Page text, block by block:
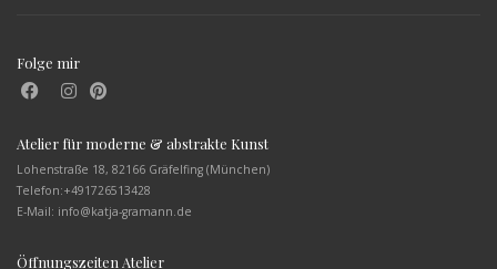
Folge mir
Atelier für moderne & abstrakte Kunst
Lohenstraße 18, 82166 Gräfelfing (München)
Telefon:+491726513428
E-Mail: info@katja-gramann.de
Öffnungszeiten Atelier